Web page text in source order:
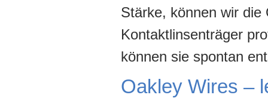
Stärke, können wir
Kontaktlinsenträger
können sie spontan
Oakley Wires –